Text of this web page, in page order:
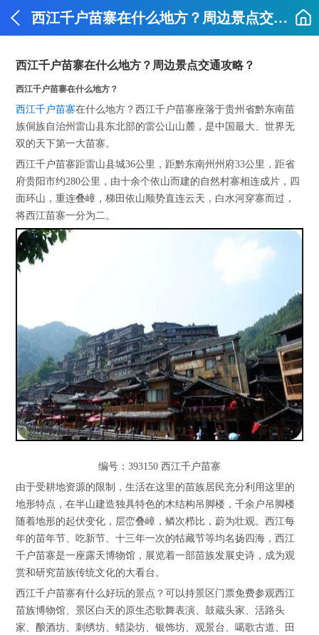
西江千户苗寨在什么地方？周边景点交通攻略？
西江千户苗寨在什么地方？周边景点交通攻略？
西江千户苗寨在什么地方？
西江千户苗寨在什么地方？西江千户苗寨座落于贵州省黔东南苗
族侗族自治州雷山县东北部的雷公山山麓，是中国最大、世界无
双的天下第一大苗寨。
西江千户苗寨距雷山县城36公里，距黔东南州州府33公里，距省
府贵阳市约280公里，由十余个依山而建的自然村寨相连成片，四
面环山，重连叠嶂，梯田依山顺势直连云天，白水河穿寨而过，
将西江苗寨一分为二。
编号：393150 西江千户苗寨
由于受耕地资源的限制，生活在这里的苗族居民充分利用这里的
地形特点，在半山建造独具特色的木结构吊脚楼，千余户吊脚楼
随着地形的起伏变化，层峦叠嶂，鳞次栉比，蔚为壮观。西江每
年的苗年节、吃新节、十三年一次的牯藏节等均名扬四海，西江
千户苗寨是一座露天博物馆，展览着一部苗族发展史诗，成为观
赏和研究苗族传统文化的大看台。
西江千户苗寨有什么好玩的景点？可以持景区门票免费参观西江
苗族博物馆、景区白天的原生态歌舞表演、鼓蔵头家、活路头
家、酿酒坊、刺绣坊、蜡染坊、银饰坊、观景台、噶歌古道、田